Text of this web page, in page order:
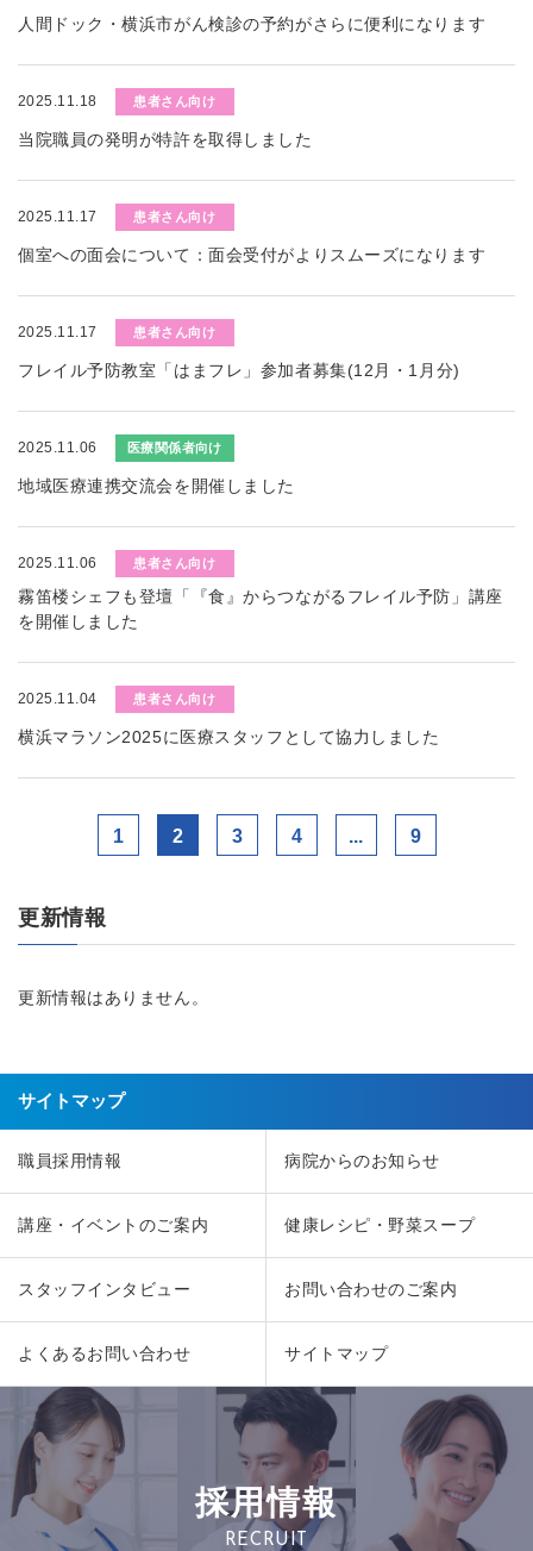
人間ドック・横浜市がん検診の予約がさらに便利になります
2025.11.18 患者さん向け
当院職員の発明が特許を取得しました
2025.11.17 患者さん向け
個室への面会について：面会受付がよりスムーズになります
2025.11.17 患者さん向け
フレイル予防教室「はまフレ」参加者募集(12月・1月分)
2025.11.06 医療関係者向け
地域医療連携交流会を開催しました
2025.11.06 患者さん向け
霧笛楼シェフも登壇「『食』からつながるフレイル予防」講座
を開催しました
2025.11.04 患者さん向け
横浜マラソン2025に医療スタッフとして協力しました
1 2 3 4 ... 9
更新情報
更新情報はありません。
サイトマップ
職員採用情報 病院からのお知らせ
講座・イベントのご案内 健康レシピ・野菜スープ
スタッフインタビュー お問い合わせのご案内
よくあるお問い合わせ サイトマップ
採用情報
RECRUIT